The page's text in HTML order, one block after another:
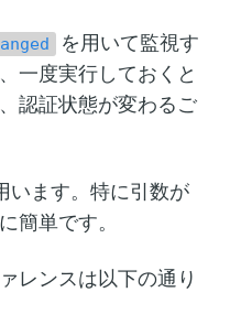
を用いて監視す
一度実行しておくと
認証状態が変わるご
います。特に引数が
簡単です。
レンスは以下の通り